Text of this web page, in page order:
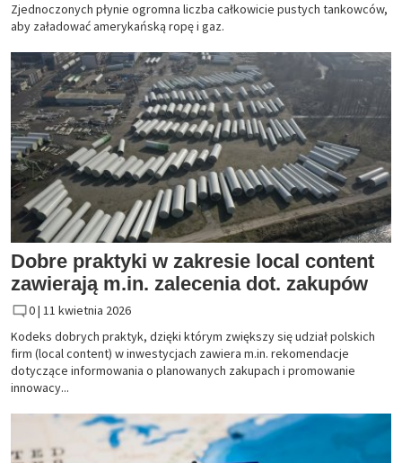
Zjednoczonych płynie ogromna liczba całkowicie pustych tankowców,
aby załadować amerykańską ropę i gaz.
Dobre praktyki w zakresie local content
zawierają m.in. zalecenia dot. zakupów
0 | 11 kwietnia 2026
Kodeks dobrych praktyk, dzięki którym zwiększy się udział polskich
firm (local content) w inwestycjach zawiera m.in. rekomendacje
dotyczące informowania o planowanych zakupach i promowanie
innowacy...